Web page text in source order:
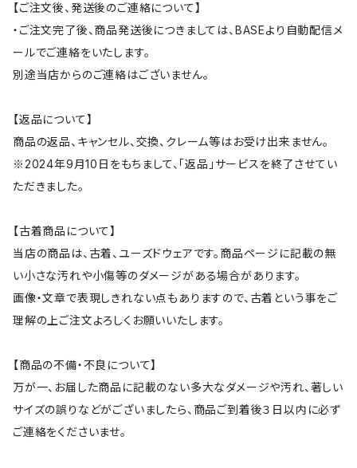
【ご注文後、発送後のご連絡について】
・ご注文完了後、商品発送後につきましては、BASEより自動配信メ
ールでご連絡をいたします。
別途当店からのご連絡はございません。
【返品について】
商品の返品、キャンセル、交換、クレーム等はお受け出来ません。
※2024年9月10日をもちまして、「返品」サービスを終了させてい
ただきました。
【古着商品について】
当店の商品は、古着、ユーズドウェアです。商品ページに記載の無
い小さな汚れや小傷等のダメージがある場合があります。
画像・文章で表現しきれない点もありますので、古着という事をご
理解の上ご注文よろしくお願いいたします。
【商品の不備・不良について】
万が一、お届した商品に記載のない多大なダメージや汚れ、著しい
サイズの誤りなどがございましたら、商品ご到着後３日以内に必ず
ご連絡をくださいませ。